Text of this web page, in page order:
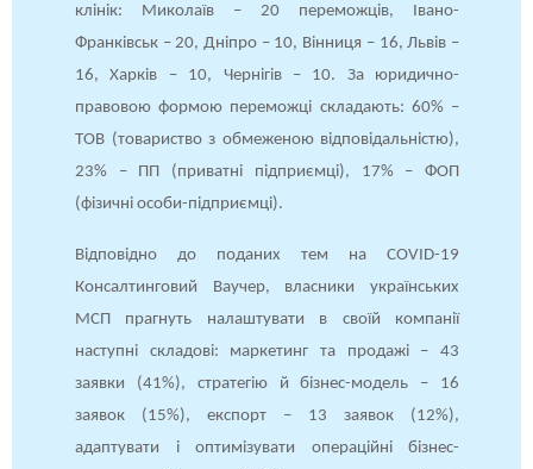
клінік: Миколаїв – 20 переможців, Івано-
Франківськ – 20, Дніпро – 10, Вінниця – 16, Львів –
16, Харків – 10, Чернігів – 10. За юридично-
правовою формою переможці складають: 60% –
ТОВ (товариство з обмеженою відповідальністю),
23% – ПП (приватні підприємці), 17% – ФОП
(фізичні особи-підприємці).
Відповідно до поданих тем на COVID-19
Консалтинговий Ваучер, власники українських
МСП прагнуть налаштувати в своїй компанії
наступні складові: маркетинг та продажі – 43
заявки (41%), стратегію й бізнес-модель – 16
заявок (15%), експорт – 13 заявок (12%),
адаптувати і оптимізувати операційні бізнес-